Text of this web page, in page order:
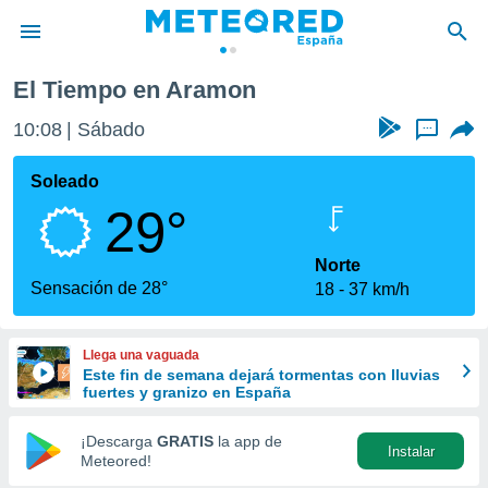
de
por
que se
calidad.
a este
las
y
forma
digital
basada
El Tiempo en Aramon
10:08 Sábado ...
Soleado
29°
Sensación de 28°
Norte
18
37 km/h
Llega una vaguada
Este fin de semana dejará tormentas con lluvias
fuertes y granizo en España
¡Descarga GRATIS la app de
Meteored!
Instalar